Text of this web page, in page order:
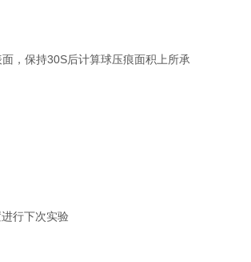
，保持30S后计算球压痕面积上所承
行下次实验